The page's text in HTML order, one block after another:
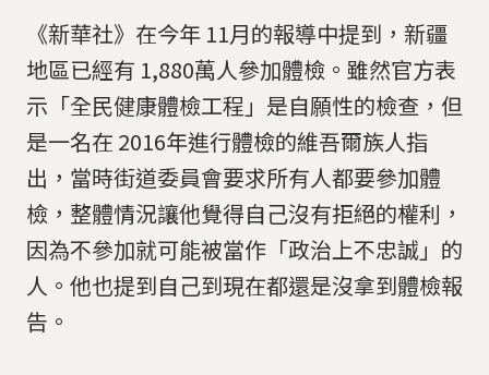
《新華社》在今年 11月的報導中提到，新疆
地區已經有 1,880萬人參加體檢。雖然官方表
示「全民健康體檢工程」是自願性的檢查，但
是一名在 2016年進行體檢的維吾爾族人指
出，當時街道委員會要求所有人都要參加體
檢，整體情況讓他覺得自己沒有拒絕的權利，
因為不參加就可能被當作「政治上不忠誠」的
人。他也提到自己到現在都還是沒拿到體檢報
告。